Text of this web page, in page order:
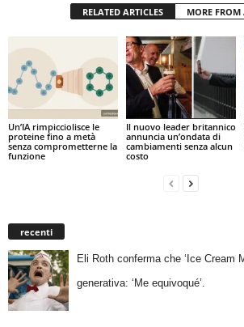
RELATED ARTICLES MORE FROM
Un’IA rimpicciolisce le
proteine fino a metà
senza comprometterne la
funzione
Il nuovo leader britannico
annuncia un’ondata di
cambiamenti senza alcun
costo
recenti
Eli Roth conferma che ‘Ice Cream
generativa: ‘Me equivoqué’.